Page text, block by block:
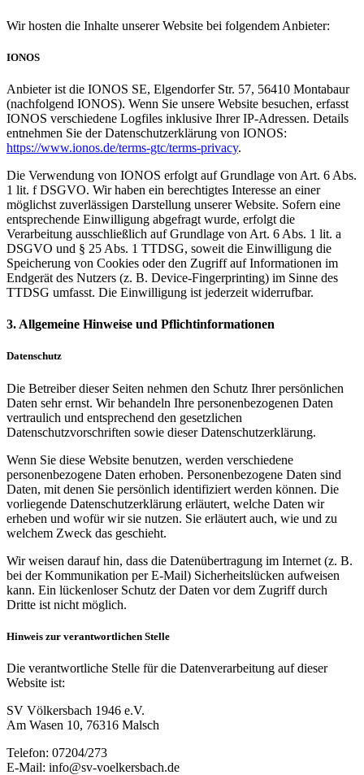
Wir hosten die Inhalte unserer Website bei folgendem Anbieter:
IONOS
Anbieter ist die IONOS SE, Elgendorfer Str. 57, 56410 Montabaur
(nachfolgend IONOS). Wenn Sie unsere Website besuchen, erfasst
IONOS verschiedene Logfiles inklusive Ihrer IP-Adressen. Details
entnehmen Sie der Datenschutzerklärung von IONOS:
https://www.ionos.de/terms-gtc/terms-privacy.
Die Verwendung von IONOS erfolgt auf Grundlage von Art. 6 Abs.
1 lit. f DSGVO. Wir haben ein berechtigtes Interesse an einer
möglichst zuverlässigen Darstellung unserer Website. Sofern eine
entsprechende Einwilligung abgefragt wurde, erfolgt die
Verarbeitung ausschließlich auf Grundlage von Art. 6 Abs. 1 lit. a
DSGVO und § 25 Abs. 1 TTDSG, soweit die Einwilligung die
Speicherung von Cookies oder den Zugriff auf Informationen im
Endgerät des Nutzers (z. B. Device-Fingerprinting) im Sinne des
TTDSG umfasst. Die Einwilligung ist jederzeit widerrufbar.
3. Allgemeine Hinweise und Pflicht­informationen
Datenschutz
Die Betreiber dieser Seiten nehmen den Schutz Ihrer persönlichen
Daten sehr ernst. Wir behandeln Ihre personenbezogenen Daten
vertraulich und entsprechend den gesetzlichen
Datenschutzvorschriften sowie dieser Datenschutzerklärung.
Wenn Sie diese Website benutzen, werden verschiedene
personenbezogene Daten erhoben. Personenbezogene Daten sind
Daten, mit denen Sie persönlich identifiziert werden können. Die
vorliegende Datenschutzerklärung erläutert, welche Daten wir
erheben und wofür wir sie nutzen. Sie erläutert auch, wie und zu
welchem Zweck das geschieht.
Wir weisen darauf hin, dass die Datenübertragung im Internet (z. B.
bei der Kommunikation per E-Mail) Sicherheitslücken aufweisen
kann. Ein lückenloser Schutz der Daten vor dem Zugriff durch
Dritte ist nicht möglich.
Hinweis zur verantwortlichen Stelle
Die verantwortliche Stelle für die Datenverarbeitung auf dieser
Website ist:
SV Völkersbach 1946 e.V.
Am Wasen 10, 76316 Malsch
Telefon: 07204/273
E-Mail: info@sv-voelkersbach.de